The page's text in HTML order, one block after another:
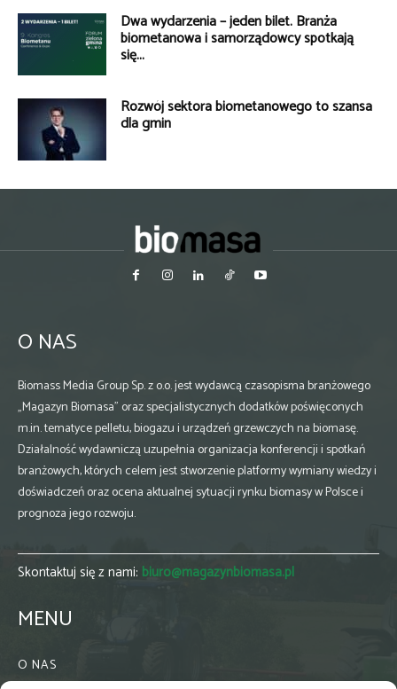
Dwa wydarzenia – jeden bilet. Branża
biometanowa i samorządowcy spotkają
się...
Rozwój sektora biometanowego to szansa
dla gmin
O NAS
Biomass Media Group Sp. z o.o. jest wydawcą czasopisma branżowego
„Magazyn Biomasa” oraz specjalistycznych dodatków poświęconych
m.in. tematyce pelletu, biogazu i urządzeń grzewczych na biomasę.
Działalność wydawniczą uzupełnia organizacja konferencji i spotkań
branżowych, których celem jest stworzenie platformy wymiany wiedzy i
doświadczeń oraz ocena aktualnej sytuacji rynku biomasy w Polsce i
prognoza jego rozwoju.
Skontaktuj się z nami: biuro@magazynbiomasa.pl
MENU
O NAS